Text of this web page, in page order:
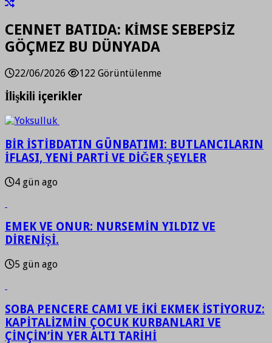
CENNET BATIDA: KİMSE SEBEPSİZ
GÖÇMEZ BU DÜNYADA
22/06/2026 122 Görüntülenme
İlişkili içerikler
BİR İSTİBDATIN GÜNBATIMI: BUTLANCILARIN
İFLASI, YENİ PARTİ VE DİĞER ŞEYLER
4 gün ago
EMEK VE ONUR: NURSEMİN YILDIZ VE
DİRENİŞİ.
5 gün ago
SOBA PENCERE CAMI VE İKİ EKMEK İSTİYORUZ:
KAPİTALİZMİN ÇOCUK KURBANLARI VE
ÇİNÇİN’İN YER ALTI TARİHİ